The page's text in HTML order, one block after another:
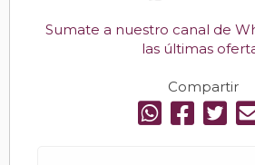
Sumate a nuestro canal de
las últimas
Compartir